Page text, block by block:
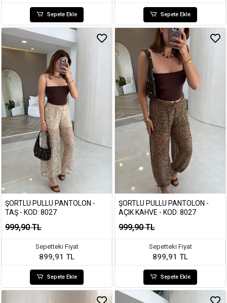
Sepete Ekle Sepete Ekle
ŞORTLU PULLU PANTOLON -
TAŞ - KOD: 8027
999,90 TL
Sepetteki Fiyat
899,91 TL
Sepete Ekle
ŞORTLU PULLU PANTOLON -
AÇIK KAHVE - KOD: 8027
999,90 TL
Sepetteki Fiyat
899,91 TL
Sepete Ekle